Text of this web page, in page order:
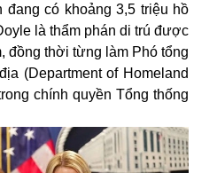
đang có khoảng 3,5 triệu hồ
là thẩm phán di trú được
đồng thời từng làm Phó tổng
(Department of Homeland
chính quyền Tổng thống